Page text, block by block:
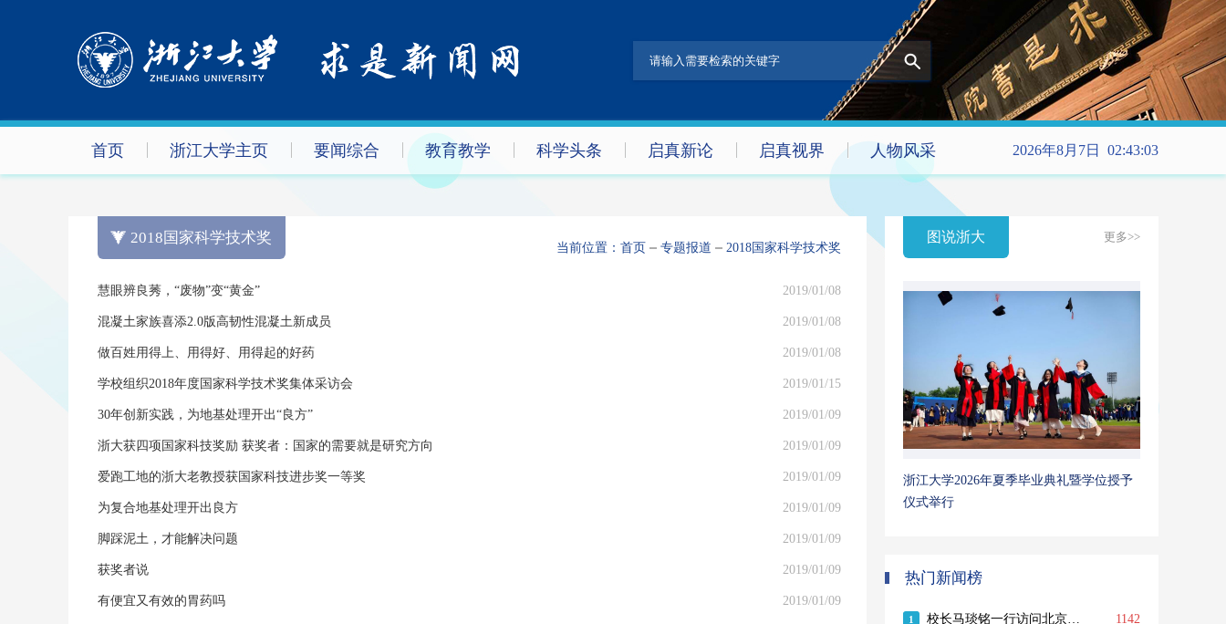
首页 浙江大学主页 要闻综合 教育教学 科学头条 启真新论 启真视界 人物风采 2026年8月7日 02:43:03
2018国家科学技术奖
当前位置： 首页 专题报道 2018国家科学技术奖
慧眼辨良莠，“废物”变“黄金” 2019/01/08
混凝土家族喜添2.0版高韧性混凝土新成员 2019/01/08
做百姓用得上、用得好、用得起的好药 2019/01/08
学校组织2018年度国家科学技术奖集体采访会 2019/01/15
30年创新实践，为地基处理开出“良方” 2019/01/09
浙大获四项国家科技奖励 获奖者：国家的需要就是研究方向 2019/01/09
爱跑工地的浙大老教授获国家科技进步奖一等奖 2019/01/09
为复合地基处理开出良方 2019/01/09
脚踩泥土，才能解决问题 2019/01/09
获奖者说 2019/01/09
有便宜又有效的胃药吗 2019/01/09
图说浙大 更多>>
浙江大学2026年夏季毕业典礼暨学位授予
仪式举行
热门新闻榜